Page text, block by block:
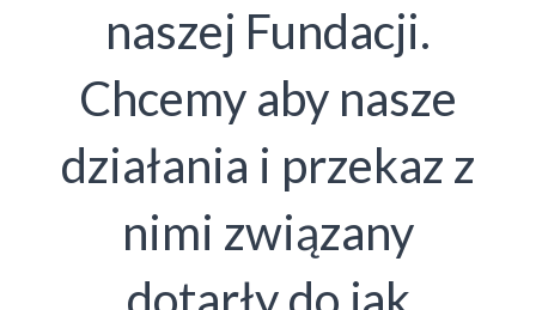
naszej Fundacji.
Chcemy aby nasze
działania i przekaz z
nimi związany